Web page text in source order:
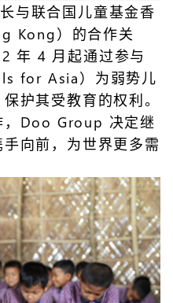
与联合国儿童基金香
Kong）的合作关
年 4 月起通过参与
for Asia）为弱势儿
护其受教育的权利。
，Doo Group 决定继
向前，为世界更多需